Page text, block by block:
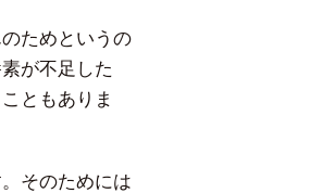
ためというの
が不足した
ともありま
そのためには